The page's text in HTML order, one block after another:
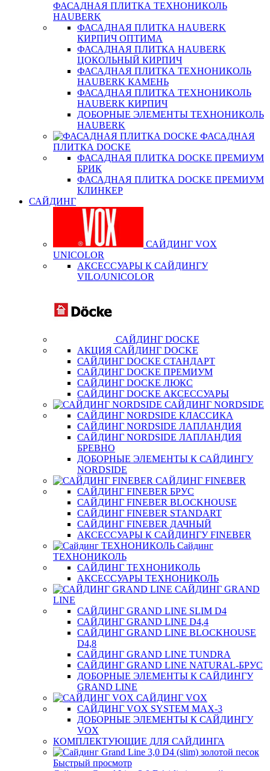
ФАСАДНАЯ ПЛИТКА ТЕХНОНИКОЛЬ
HAUBERK
ФАСАДНАЯ ПЛИТКА HAUBERK
КИРПИЧ ОПТИМА
ФАСАДНАЯ ПЛИТКА HAUBERK
ЦОКОЛЬНЫЙ КИРПИЧ
ФАСАДНАЯ ПЛИТКА ТЕХНОНИКОЛЬ
HAUBERK КАМЕНЬ
ФАСАДНАЯ ПЛИТКА ТЕХНОНИКОЛЬ
HAUBERK КИРПИЧ
ДОБОРНЫЕ ЭЛЕМЕНТЫ ТЕХНОНИКОЛЬ
HAUBERK
ФАСАДНАЯ
ПЛИТКА DOCKE
ФАСАДНАЯ ПЛИТКА DOCKE ПРЕМИУМ
БРИК
ФАСАДНАЯ ПЛИТКА DOCKE ПРЕМИУМ
КЛИНКЕР
САЙДИНГ
САЙДИНГ VOX
UNICOLOR
АКСЕССУАРЫ К САЙДИНГУ
VILO/UNICOLOR
САЙДИНГ DOCKE
АКЦИЯ САЙДИНГ DOCKE
САЙДИНГ DOCKE СТАНДАРТ
САЙДИНГ DOCKE ПРЕМИУМ
САЙДИНГ DOCKE ЛЮКС
САЙДИНГ DOCKE АКСЕССУАРЫ
САЙДИНГ NORDSIDE
САЙДИНГ NORDSIDE КЛАССИКА
САЙДИНГ NORDSIDE ЛАПЛАНДИЯ
САЙДИНГ NORDSIDE ЛАПЛАНДИЯ
БРЕВНО
ДОБОРНЫЕ ЭЛЕМЕНТЫ К САЙДИНГУ
NORDSIDE
САЙДИНГ FINEBER
САЙДИНГ FINEBER БРУС
САЙДИНГ FINEBER BLOCKHOUSE
САЙДИНГ FINEBER STANDART
САЙДИНГ FINEBER ДАЧНЫЙ
АКСЕССУАРЫ К САЙДИНГУ FINEBER
Сайдинг
ТЕХНОНИКОЛЬ
САЙДИНГ ТЕХНОНИКОЛЬ
АКСЕССУАРЫ ТЕХНОНИКОЛЬ
САЙДИНГ GRAND
LINE
САЙДИНГ GRAND LINE SLIM D4
САЙДИНГ GRAND LINE D4,4
САЙДИНГ GRAND LINE BLOCKHOUSE
D4,8
САЙДИНГ GRAND LINE TUNDRA
САЙДИНГ GRAND LINE NATURAL-БРУС
ДОБОРНЫЕ ЭЛЕМЕНТЫ К САЙДИНГУ
GRAND LINE
САЙДИНГ VOX
САЙДИНГ VOX SYSTEM MAX-3
ДОБОРНЫЕ ЭЛЕМЕНТЫ К САЙДИНГУ
VOX
КОМПЛЕКТУЮЩИЕ ДЛЯ САЙДИНГА
Быстрый просмотр